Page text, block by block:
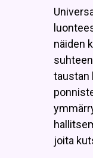
näiden
taustan
joita